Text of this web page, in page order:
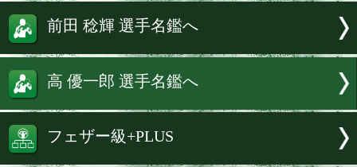
かる注目カードが実現する。
試合速報・勝ち予想結果へ